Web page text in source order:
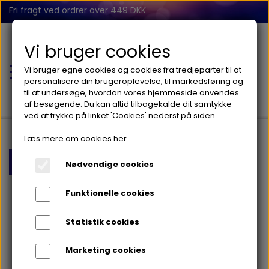
Fri fragt ved ordrer over 449 DKK
BALANCE
FIDGET
Kreativt Vandfarver 6 farver
Vi bruger cookies
Vi bruger egne cookies og cookies fra tredjeparter til at
personalisere din brugeroplevelse, til markedsføring og
til at undersøge, hvordan vores hjemmeside anvendes
af besøgende. Du kan altid tilbagekalde dit samtykke
ved at trykke på linket 'Cookies' nederst på siden.
Læs mere om cookies her
Nødvendige cookies
Funktionelle cookies
Statistik cookies
Marketing cookies